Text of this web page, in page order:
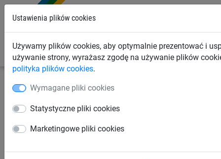
Ustawienia plików cookies
Używamy plików cookies, aby optymalnie prezentować i
używanie strony, wyrażasz zgodę na używanie plików
polityka plików cookies.
Wymagane pliki cookies
Statystyczne pliki cookies
Marketingowe pliki cookies
Siatki przemysłowe
Siatki zabezpieczające ładunek
Siatka zabezpieczająca
ładunek (500 daN,